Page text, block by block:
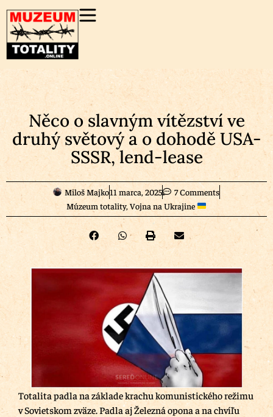
Něco o slavným vítězství ve
druhý světový a o dohodě USA-
SSSR, lend-lease
Miloš Majko11 marca, 2025
7 Comments
Múzeum totality,Vojna na Ukrajine
Totalita padla na základe krachu komunistického režimu
v Sovietskom zväze. Padla aj Železná opona a na chvíľu